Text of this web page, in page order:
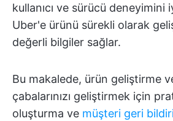
kullanıcı ve sürücü deneyimini
Uber'e ürünü sürekli olarak
değerli bilgiler sağlar.
Bu makalede, ürün geliştirme
çabalarınızı geliştirmek için
oluşturma ve müşteri geri